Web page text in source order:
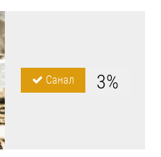
Санал 3%